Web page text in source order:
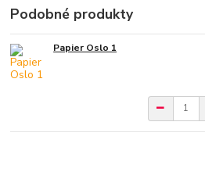
Podobné produkty
Papier Oslo 1